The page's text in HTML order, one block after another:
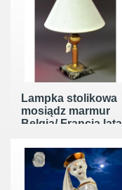
Lampka stolikowa
mosiądz marmur
Belgia/ Francja lata
WYPRZEDAŻ